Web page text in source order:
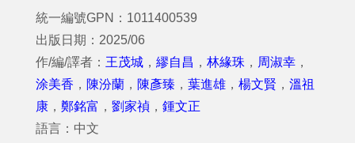
統一編號GPN：1011400539
出版日期：2025/06
作/編/譯者： 王茂城 ， 繆自昌 ， 林緣珠 ， 周淑幸 ，
涂美香 ， 陳汾蘭 ， 陳彥臻 ， 葉進雄 ， 楊文賢 ， 溫祖
康 ， 鄭銘富 ， 劉家禎 ， 鍾文正
語言：中文